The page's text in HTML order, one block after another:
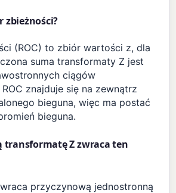
zbieżności?
(ROC) to zbiór wartości z, dla
suma transformaty Z jest
ciągów
znajduje się na zewnątrz
bieguna, więc ma postać
bieguna.
Z zwraca ten
przyczynową jednostronną